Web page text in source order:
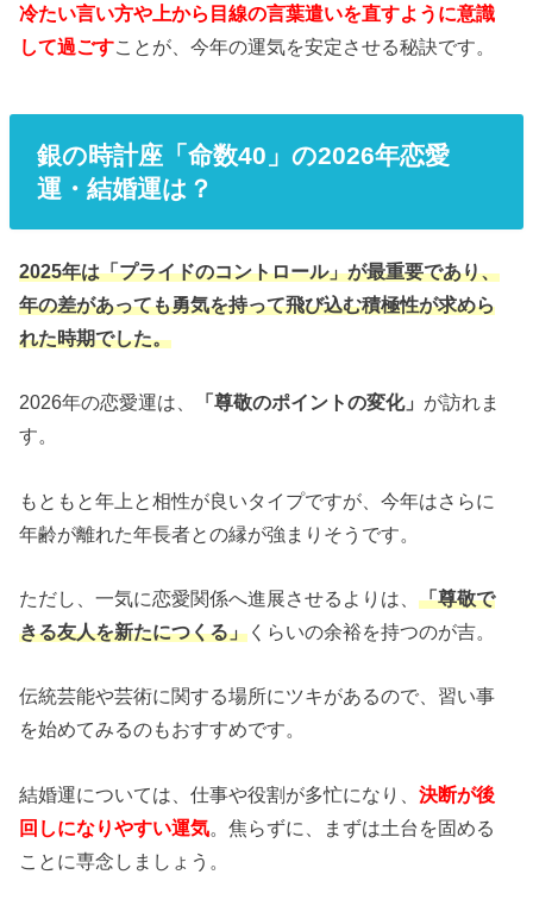
冷たい言い方や上から目線の言葉遣いを直すように意識
して過ごすことが、今年の運気を安定させる秘訣です。
銀の時計座「命数40」の2026年恋愛
運・結婚運は？
2025年は「プライドのコントロール」が最重要であり、
年の差があっても勇気を持って飛び込む積極性が求めら
れた時期でした。
2026年の恋愛運は、 「尊敬のポイントの変化」 が訪れま
す。
もともと年上と相性が良いタイプですが、今年はさらに
年齢が離れた年長者との縁が強まりそうです。
ただし、一気に恋愛関係へ進展させるよりは、「尊敬で
きる友人を新たにつくる」 くらいの余裕を持つのが吉。
伝統芸能や芸術に関する場所にツキがあるので、習い事
を始めてみるのもおすすめです。
結婚運については、仕事や役割が多忙になり、決断が後
回しになりやすい運気。焦らずに、まずは土台を固める
ことに専念しましょう。